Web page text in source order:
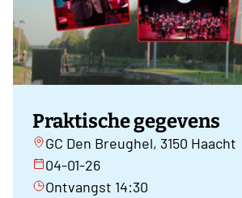
Praktische gegevens
GC Den Breughel, 3150 Haacht
04-01-26
Ontvangst 14:30